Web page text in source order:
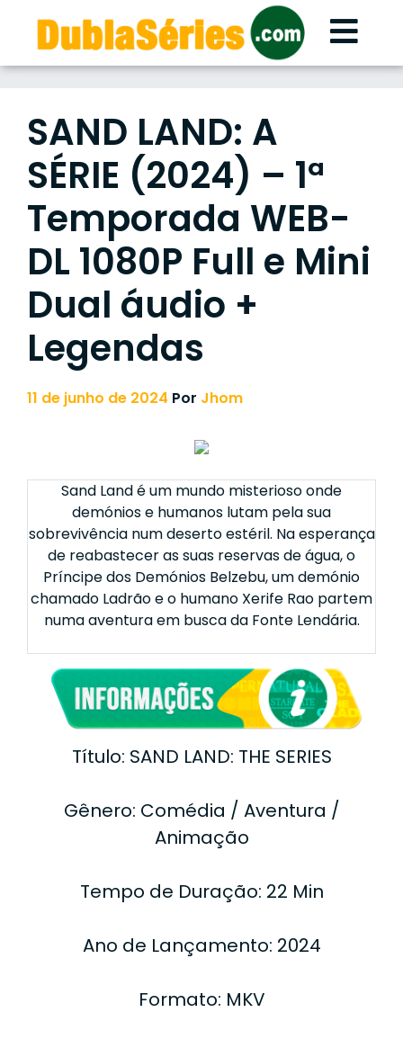
content
SAND LAND: A
SÉRIE (2024) – 1ª
Temporada WEB-
DL 1080P Full e Mini
Dual áudio +
Legendas
11 de junho de 2024 Por Jhom
Sand Land é um mundo misterioso onde
demónios e humanos lutam pela sua
sobrevivência num deserto estéril. Na esperança
de reabastecer as suas reservas de água, o
Príncipe dos Demónios Belzebu, um demónio
chamado Ladrão e o humano Xerife Rao partem
numa aventura em busca da Fonte Lendária.
Título: SAND LAND: THE SERIES
Gênero: Comédia / Aventura /
Animação
Tempo de Duração: 22 Min
Ano de Lançamento: 2024
Formato: MKV